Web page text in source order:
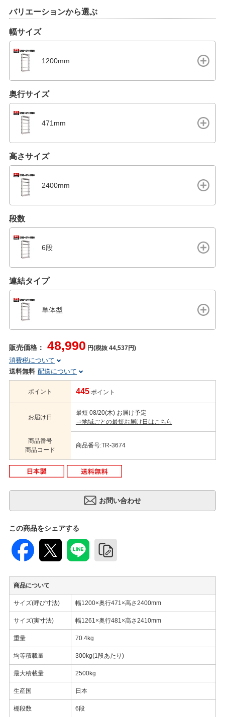
バリエーションから選ぶ
幅サイズ
1200mm
奥行サイズ
471mm
高さサイズ
2400mm
段数
6段
連結タイプ
単体型
販売価格： 48,990 円(税抜 44,537円)
消費税について
送料無料 配送について
ポイント 445 ポイント
お届け日
最短 08/20(木) お届け予定
⇒地域ごとの最短お届け日はこちら
商品番号
商品コード
商品番号:TR-3674
この商品をシェアする
商品について
サイズ(呼び寸法) 幅1200×奥行471×高さ2400mm
サイズ(実寸法) 幅1261×奥行481×高さ2410mm
重量 70.4kg
均等積載量 300kg(1段あたり)
最大積載量 2500kg
生産国 日本
棚段数 6段